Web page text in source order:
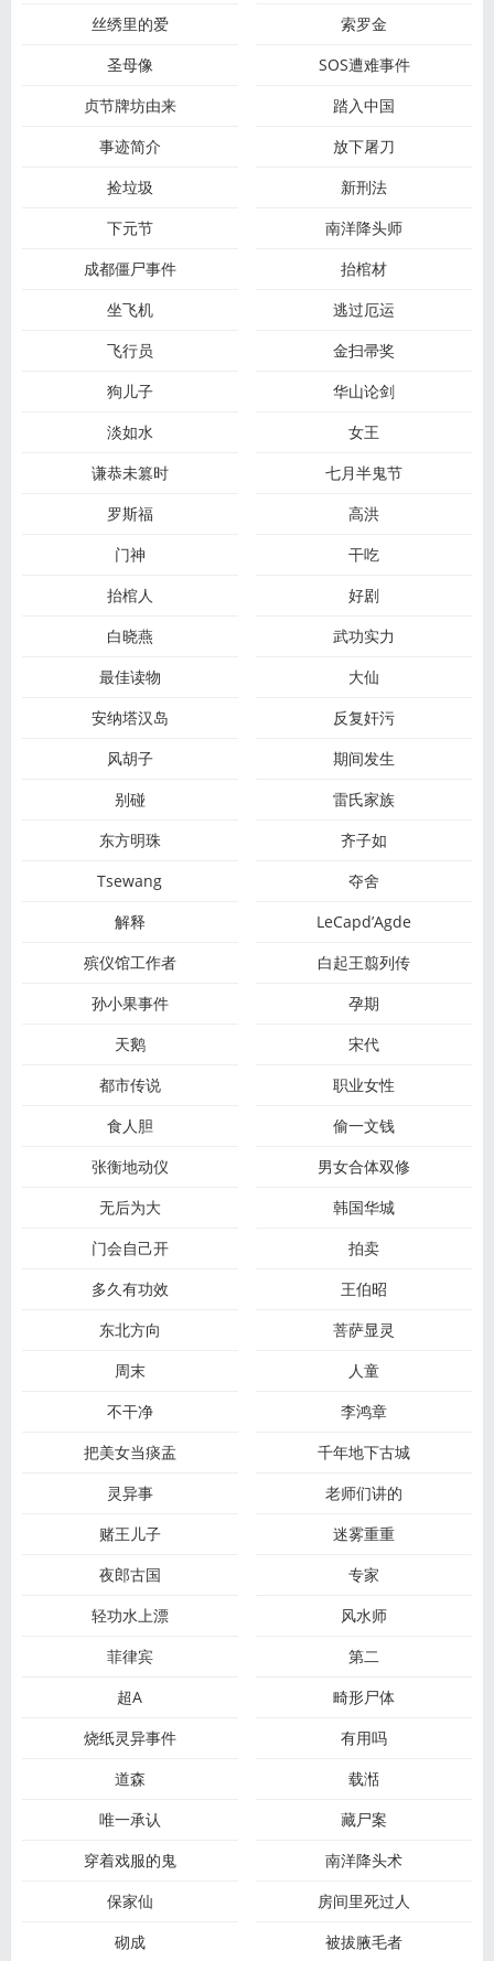
丝绣里的爱
索罗金
圣母像
SOS遭难事件
贞节牌坊由来
踏入中国
事迹简介
放下屠刀
捡垃圾
新刑法
下元节
南洋降头师
成都僵尸事件
抬棺材
坐飞机
逃过厄运
飞行员
金扫帚奖
狗儿子
华山论剑
淡如水
女王
谦恭未篡时
七月半鬼节
罗斯福
高洪
门神
干吃
抬棺人
好剧
白晓燕
武功实力
最佳读物
大仙
安纳塔汉岛
反复奸污
风胡子
期间发生
别碰
雷氏家族
东方明珠
齐子如
Tsewang
夺舍
解释
LeCapd’Agde
殡仪馆工作者
白起王翦列传
孙小果事件
孕期
天鹅
宋代
都市传说
职业女性
食人胆
偷一文钱
张衡地动仪
男女合体双修
无后为大
韩国华城
门会自己开
拍卖
多久有功效
王伯昭
东北方向
菩萨显灵
周末
人童
不干净
李鸿章
把美女当痰盂
千年地下古城
灵异事
老师们讲的
赌王儿子
迷雾重重
夜郎古国
专家
轻功水上漂
风水师
菲律宾
第二
超A
畸形尸体
烧纸灵异事件
有用吗
道森
载湉
唯一承认
藏尸案
穿着戏服的鬼
南洋降头术
保家仙
房间里死过人
砌成
被拔腋毛者